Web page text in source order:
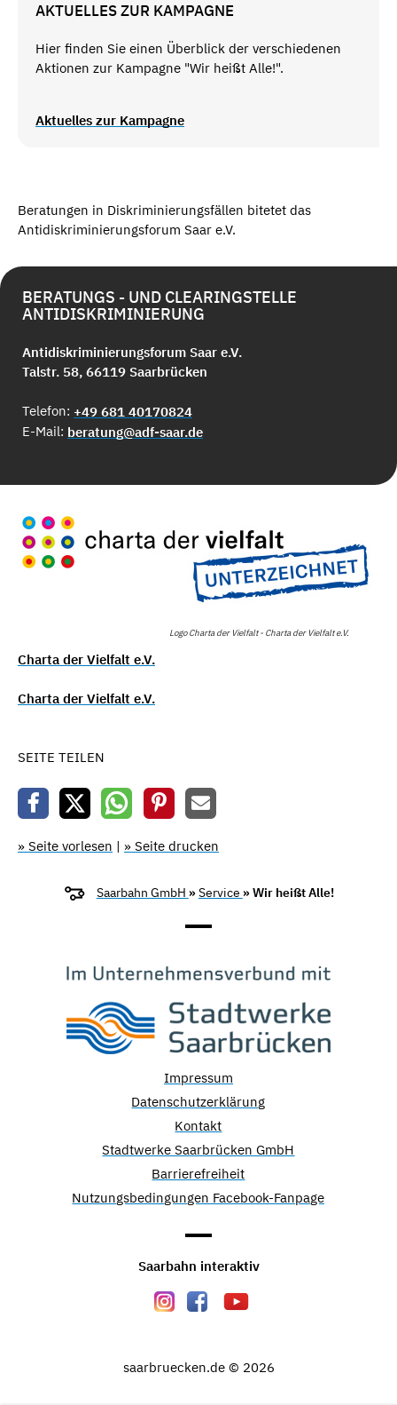
AKTUELLES ZUR KAMPAGNE
Hier finden Sie einen Überblick der verschiedenen
Aktionen zur Kampagne "Wir heißt Alle!".
Aktuelles zur Kampagne
Beratungen in Diskriminierungsfällen bitetet das
Antidiskriminierungsforum Saar e.V.
BERATUNGS - UND CLEARINGSTELLE
ANTIDISKRIMINIERUNG
Antidiskriminierungsforum Saar e.V.
Talstr. 58, 66119 Saarbrücken
Telefon: +49 681 40170824
E-Mail: beratung@adf-saar.de
Logo Charta der Vielfalt - Charta der Vielfalt e.V.
Charta der Vielfalt e.V.
Charta der Vielfalt e.V.
SEITE TEILEN
» Seite vorlesen | » Seite drucken
Saarbahn GmbH »Service » Wir heißt Alle!
Impressum
Datenschutzerklärung
Kontakt
Stadtwerke Saarbrücken GmbH
Barrierefreiheit
Nutzungsbedingungen Facebook-Fanpage
Saarbahn interaktiv
saarbruecken.de © 2026